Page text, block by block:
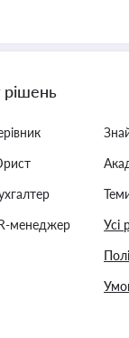
рішень
менеджер
Усі